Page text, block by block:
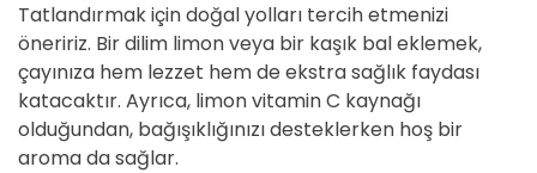
Tatlandırmak için doğal yolları tercih etmenizi
öneririz. Bir dilim limon veya bir kaşık bal eklemek,
çayınıza hem lezzet hem de ekstra sağlık faydası
katacaktır. Ayrıca, limon vitamin C kaynağı
olduğundan, bağışıklığınızı desteklerken hoş bir
aroma da sağlar.